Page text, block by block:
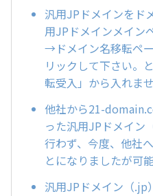
汎用JPドメインをド
用JPドメインメイン
→ドメイン名移転ペ
リックして下さい。
転受入」から入れませ
他社から21-
った汎用JPドメイン
行わず、今度、他社
とになりましたが可
汎用JPドメイン（.jp